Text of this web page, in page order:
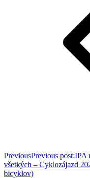
PreviousPrevious post:IPA
všetkých – Cyklozájazd
bicyklov)